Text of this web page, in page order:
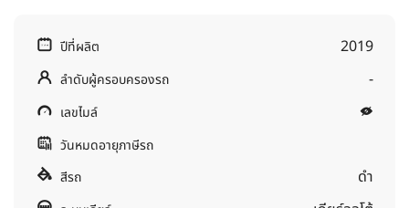
ปีที่ผลิต 2019
ลำดับผู้ครอบครองรถ -
เลขไมล์
วันหมดอายุภาษีรถ
สีรถ
ดำ